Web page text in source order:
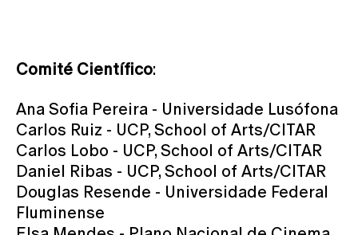
Comité Científico:
Ana Sofia Pereira - Universidade Lusófona
Carlos Ruiz - UCP, School of Arts/CITAR
Carlos Lobo - UCP, School of Arts/CITAR
Daniel Ribas - UCP, School of Arts/CITAR
Douglas Resende - Universidade Federal
Fluminense